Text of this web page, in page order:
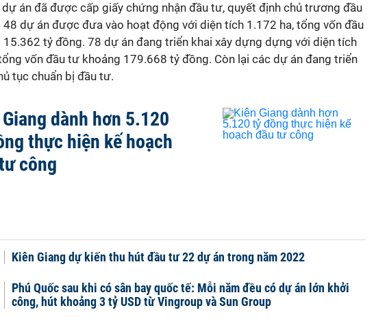
án đã được cấp giấy chứng nhận đầu tư, quyết định chủ trương đầu
dự án được đưa vào hoạt động với diện tích 1.172 ha, tổng vốn đầu
tỷ đồng. 78 dự án đang triển khai xây dựng dựng với diện tích
vốn đầu tư khoảng 179.668 tỷ đồng. Còn lại các dự án đang triển
tục chuẩn bị đầu tư.
dành hơn 5.120
thực hiện kế hoạch
công
Kiên Giang dự kiến thu hút đầu tư 22 dự án trong năm 2022
Phú Quốc sau khi có sân bay quốc tế: Mỗi năm đều có dự án lớn khởi
công, hút khoảng 3 tỷ USD từ Vingroup và Sun Group